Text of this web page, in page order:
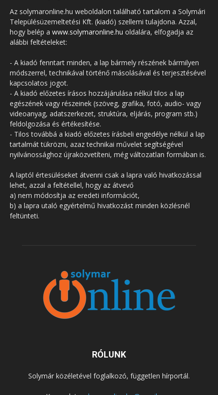
Az solymaronline.hu weboldalon található tartalom a Solymári
Településüzemeltetési Kft. (kiadó) szellemi tulajdona. Azzal,
hogy belép a www.solymaronline.hu oldalára, elfogadja az
alábbi feltételeket:
- A kiadó fenntart minden, a lap bármely részének bármilyen
módszerrel, technikával történő másolásával és terjesztésével
kapcsolatos jogot.
- A kiadó előzetes írásos hozzájárulása nélkül tilos a lap
egészének vagy részeinek (szöveg, grafika, fotó, audio- vagy
videoanyag, adatszerkezet, struktúra, eljárás, program stb.)
feldolgozása és értékesítése.
- Tilos továbbá a kiadó előzetes írásbeli engedélye nélkül a lap
tartalmát tükrözni, azaz technikai művelet segítségével
nyilvánossághoz újraközvetíteni, még változatlan formában is.
A laptól értesüléseket átvenni csak a lapra való hivatkozással
lehet, azzal a feltétellel, hogy az átvevő
a) nem módosítja az eredeti információt,
b) a lapra utaló egyértelmű hivatkozást minden közlésnél
feltünteti.
RÓLUNK
Solymár közéletével foglalkozó, független hírportál.